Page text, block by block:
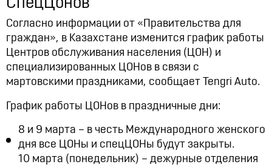
Согласно информации от «Правительства для
граждан», в Казахстане изменится график работы
Центров обслуживания населения (ЦОН) и
специализированных ЦОНов в связи с
мартовскими праздниками, сообщает Tengri Auto.
График работы ЦОНов в праздничные дни:
8 и 9 марта – в честь Международного женского
дня все ЦОНы и спецЦОНы будут закрыты.
10 марта (понедельник) – дежурные отделения
12:21, 14.07.2026